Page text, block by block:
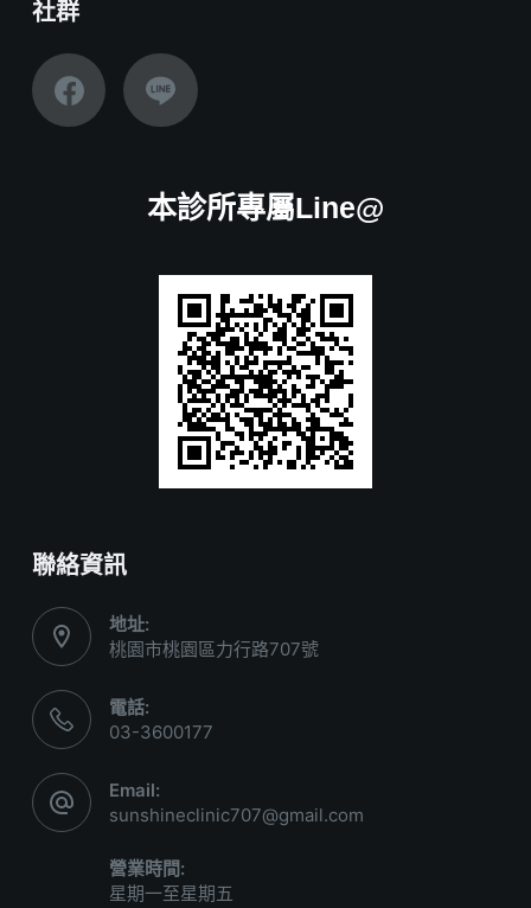
社群
本診所專屬Line@
聯絡資訊
地址:
桃園市桃園區力行路707號
電話:
03-3600177
Email:
sunshineclinic707@gmail.com
營業時間:
星期一至星期五